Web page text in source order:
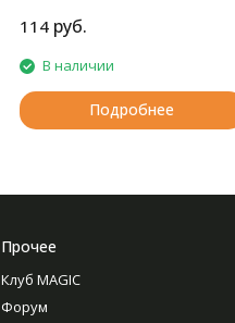
чувствительной детской кожи.
114 руб.
В наличии
Подробнее
Прочее
Клуб MAGIC
Форум